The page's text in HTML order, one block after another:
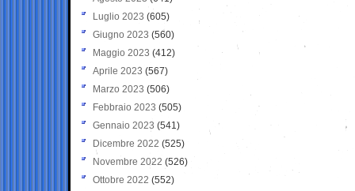
Luglio 2023 (605)
Giugno 2023 (560)
Maggio 2023 (412)
Aprile 2023 (567)
Marzo 2023 (506)
Febbraio 2023 (505)
Gennaio 2023 (541)
Dicembre 2022 (525)
Novembre 2022 (526)
Ottobre 2022 (552)